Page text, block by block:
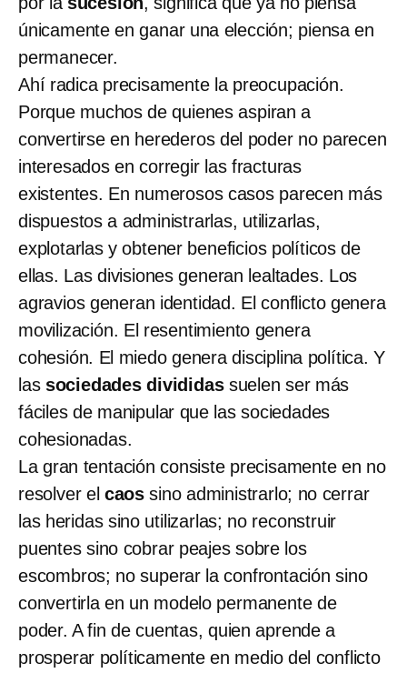
únicamente en ganar una elección; piensa en
permanecer.
Ahí radica precisamente la preocupación.
Porque muchos de quienes aspiran a
convertirse en herederos del poder no parecen
interesados en corregir las fracturas
existentes. En numerosos casos parecen más
dispuestos a administrarlas, utilizarlas,
explotarlas y obtener beneficios políticos de
ellas. Las divisiones generan lealtades. Los
agravios generan identidad. El conflicto genera
movilización. El resentimiento genera
cohesión. El miedo genera disciplina política. Y
las sociedades divididas suelen ser más
fáciles de manipular que las sociedades
cohesionadas.
La gran tentación consiste precisamente en no
resolver el caos sino administrarlo; no cerrar
las heridas sino utilizarlas; no reconstruir
puentes sino cobrar peajes sobre los
escombros; no superar la confrontación sino
convertirla en un modelo permanente de
poder. A fin de cuentas, quien aprende a
prosperar políticamente en medio del conflicto